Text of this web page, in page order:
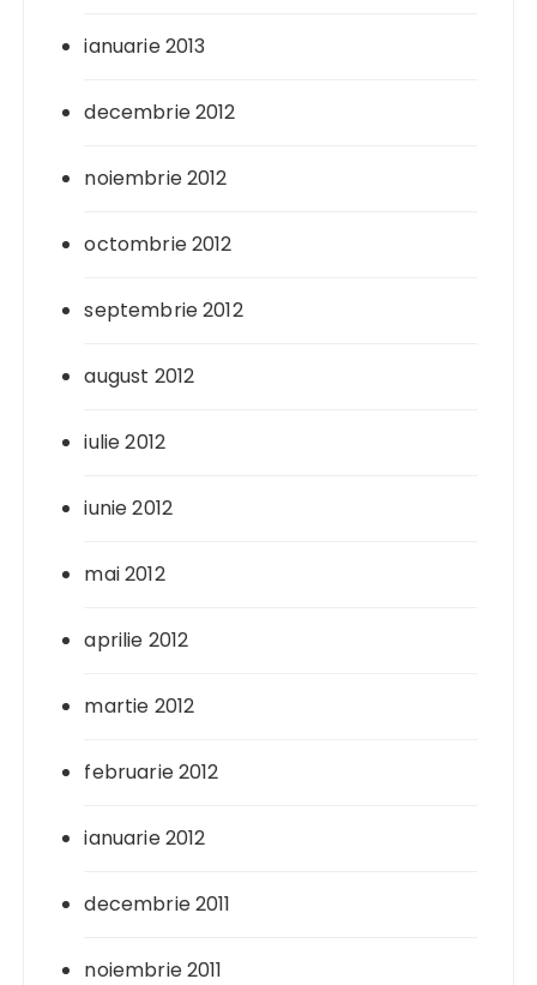
ianuarie 2013
decembrie 2012
noiembrie 2012
octombrie 2012
septembrie 2012
august 2012
iulie 2012
iunie 2012
mai 2012
aprilie 2012
martie 2012
februarie 2012
ianuarie 2012
decembrie 2011
noiembrie 2011